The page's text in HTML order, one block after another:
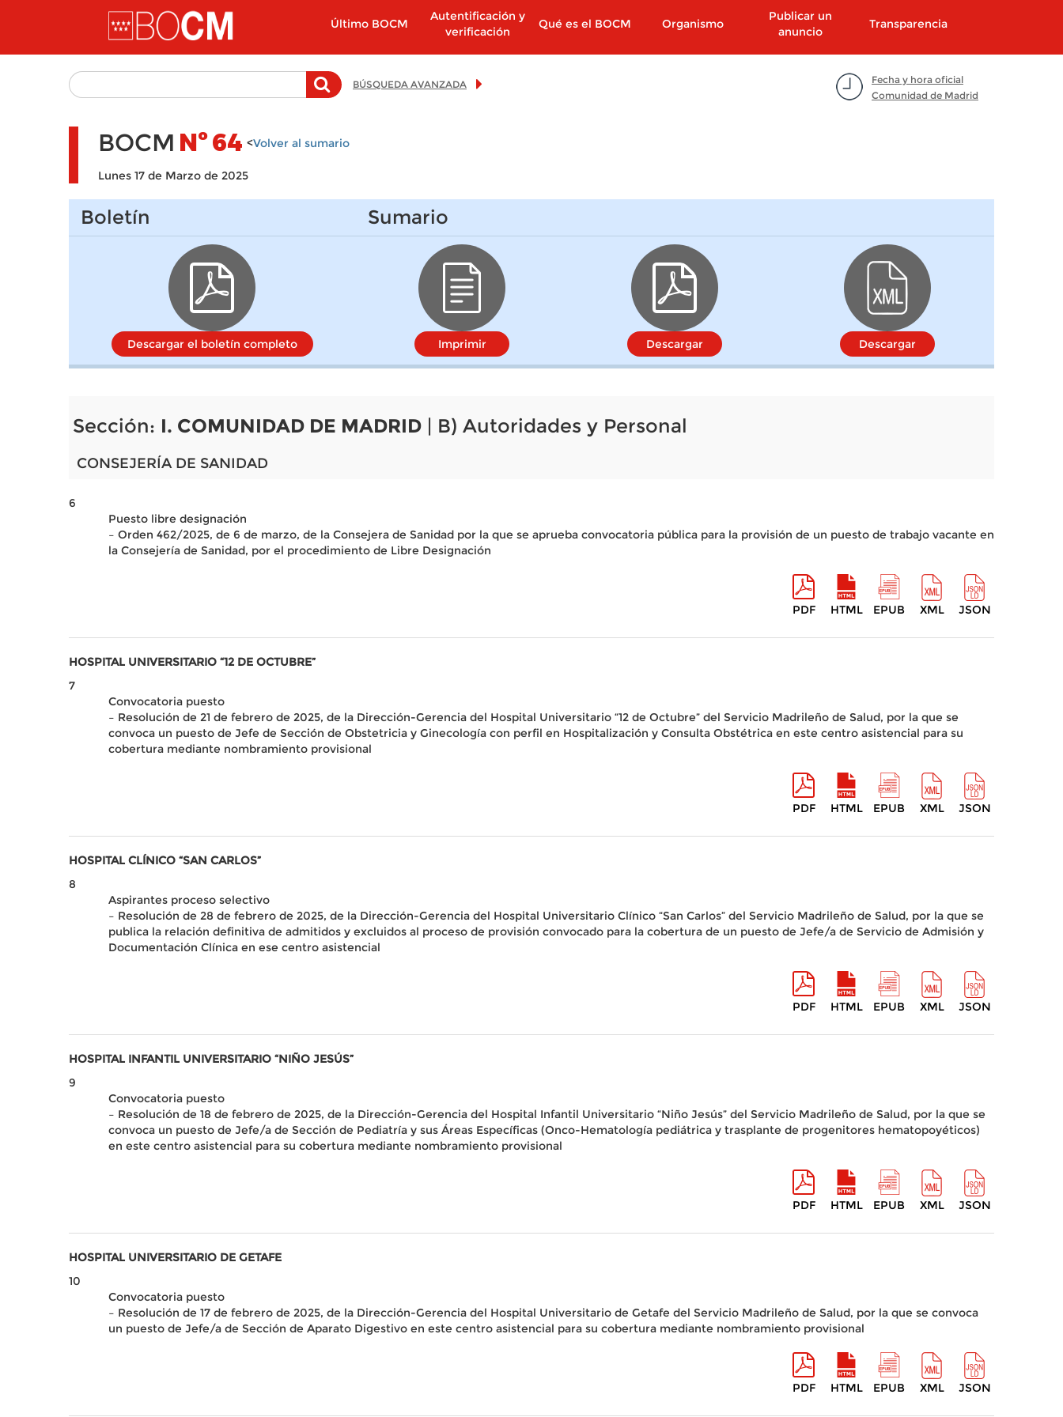
Pasar al contenido principal
Último BOCM
Autentificación y
verificación
Qué es el BOCM Organismo
Publicar un
anuncio
Transparencia
Fecha y hora oficial
Comunidad de Madrid
BÚSQUEDA AVANZADA
BOCM Nº64 <Volver al sumario
Lunes 17 de Marzo de 2025
Boletín
Descargar el boletín completo
Sumario
Imprimir Descargar Descargar
Sección: I. COMUNIDAD DE MADRID | B) Autoridades y Personal
CONSEJERÍA DE SANIDAD
6
Puesto libre designación
– Orden 462/2025, de 6 de marzo, de la Consejera de Sanidad por la que se aprueba convocatoria pública para la provisión de un puesto de trabajo vacante en
la Consejería de Sanidad, por el procedimiento de Libre Designación
PDF HTML EPUB XML JSON
HOSPITAL UNIVERSITARIO “12 DE OCTUBRE”
7
Convocatoria puesto
– Resolución de 21 de febrero de 2025, de la Dirección-Gerencia del Hospital Universitario “12 de Octubre” del Servicio Madrileño de Salud, por la que se
convoca un puesto de Jefe de Sección de Obstetricia y Ginecología con perfil en Hospitalización y Consulta Obstétrica en este centro asistencial para su
cobertura mediante nombramiento provisional
PDF HTML EPUB XML JSON
HOSPITAL CLÍNICO “SAN CARLOS”
8
Aspirantes proceso selectivo
– Resolución de 28 de febrero de 2025, de la Dirección-Gerencia del Hospital Universitario Clínico “San Carlos” del Servicio Madrileño de Salud, por la que se
publica la relación definitiva de admitidos y excluidos al proceso de provisión convocado para la cobertura de un puesto de Jefe/a de Servicio de Admisión y
Documentación Clínica en ese centro asistencial
PDF HTML EPUB XML JSON
HOSPITAL INFANTIL UNIVERSITARIO “NIÑO JESÚS”
9
Convocatoria puesto
– Resolución de 18 de febrero de 2025, de la Dirección-Gerencia del Hospital Infantil Universitario “Niño Jesús” del Servicio Madrileño de Salud, por la que se
convoca un puesto de Jefe/a de Sección de Pediatría y sus Áreas Específicas (Onco-Hematología pediátrica y trasplante de progenitores hematopoyéticos)
en este centro asistencial para su cobertura mediante nombramiento provisional
PDF HTML EPUB XML JSON
HOSPITAL UNIVERSITARIO DE GETAFE
10
Convocatoria puesto
– Resolución de 17 de febrero de 2025, de la Dirección-Gerencia del Hospital Universitario de Getafe del Servicio Madrileño de Salud, por la que se convoca
un puesto de Jefe/a de Sección de Aparato Digestivo en este centro asistencial para su cobertura mediante nombramiento provisional
PDF HTML EPUB XML JSON